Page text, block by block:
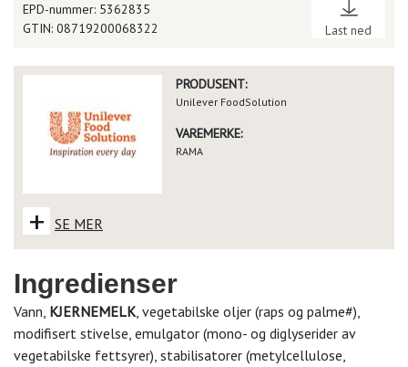
Last ned
EPD-nummer: 5362835
GTIN: 08719200068322
PRODUSENT:
Unilever FoodSolution
VAREMERKE:
RAMA
+ SE MER
Ingredienser
Vann, KJERNEMELK, vegetabilske oljer (raps og palme#),
modifisert stivelse, emulgator (mono- og diglyserider av
vegetabilske fettsyrer), stabilisatorer (metylcellulose,